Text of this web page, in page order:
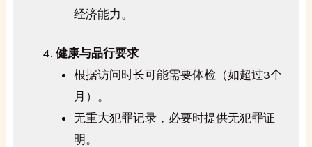
经济能力。
健康与品行要求
根据访问时长可能需要体检（如超过3个
月）。
无重大犯罪记录，必要时提供无犯罪证
明。